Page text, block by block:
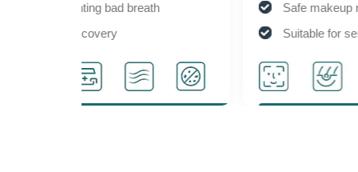
Safe makeup removal
Activate cell activity